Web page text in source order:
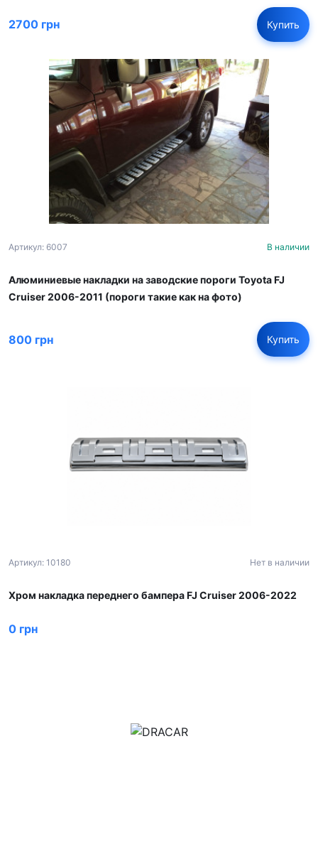
2700 грн Купить
Артикул: 6007 В наличии
Алюминиевые накладки на заводские пороги Toyota FJ
Cruiser 2006-2011 (пороги такие как на фото)
800 грн Купить
Артикул: 10180 Нет в наличии
Хром накладка переднего бампера FJ Cruiser 2006-2022
0 грн